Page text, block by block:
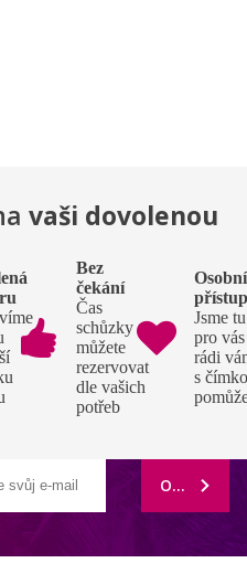
vaši dovolenou
Bez
čekání
Čas
schůzky si
můžete
rezervovat
dle vašich
potřeb
Osobní
Jsme tu
pro
rádi
s
ODEBÍRAT